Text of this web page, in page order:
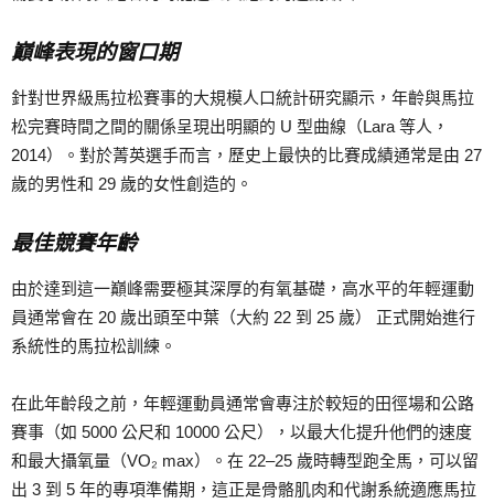
巔峰表現的窗口期
針對世界級馬拉松賽事的大規模人口統計研究顯示，年齡與馬拉
松完賽時間之間的關係呈現出明顯的 U 型曲線（Lara 等人，
2014）。對於菁英選手而言，歷史上最快的比賽成績通常是由 27
歲的男性和 29 歲的女性創造的。
最佳競賽年齡
由於達到這一巔峰需要極其深厚的有氧基礎，高水平的年輕運動
員通常會在 20 歲出頭至中葉（大約 22 到 25 歲） 正式開始進行
系統性的馬拉松訓練。
在此年齡段之前，年輕運動員通常會專注於較短的田徑場和公路
賽事（如 5000 公尺和 10000 公尺），以最大化提升他們的速度
和最大攝氧量（VO₂ max）。在 22–25 歲時轉型跑全馬，可以留
出 3 到 5 年的專項準備期，這正是骨骼肌肉和代謝系統適應馬拉